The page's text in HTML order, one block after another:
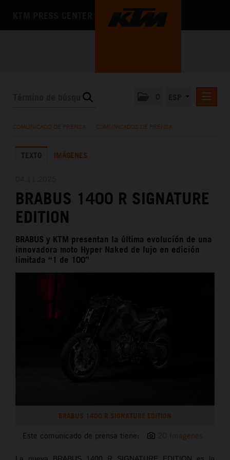
LA EMPRESA
COMUNICADO DE PRENSA COMUNICADOS DE PRENSA
TEXTO IMÁGENES
BRABUS 1400 R SIGNATURE
EDITION
BRABUS y KTM presentan la última evolución de una
innovadora moto Hyper Naked de lujo en edición
limitada “1 de 100”
BRABUS 1400 R SIGNATURE EDITION
Este comunicado de prensa tiene: 20 Imágenes
La nueva BRABUS 1400 R SIGNATURE EDITION es la